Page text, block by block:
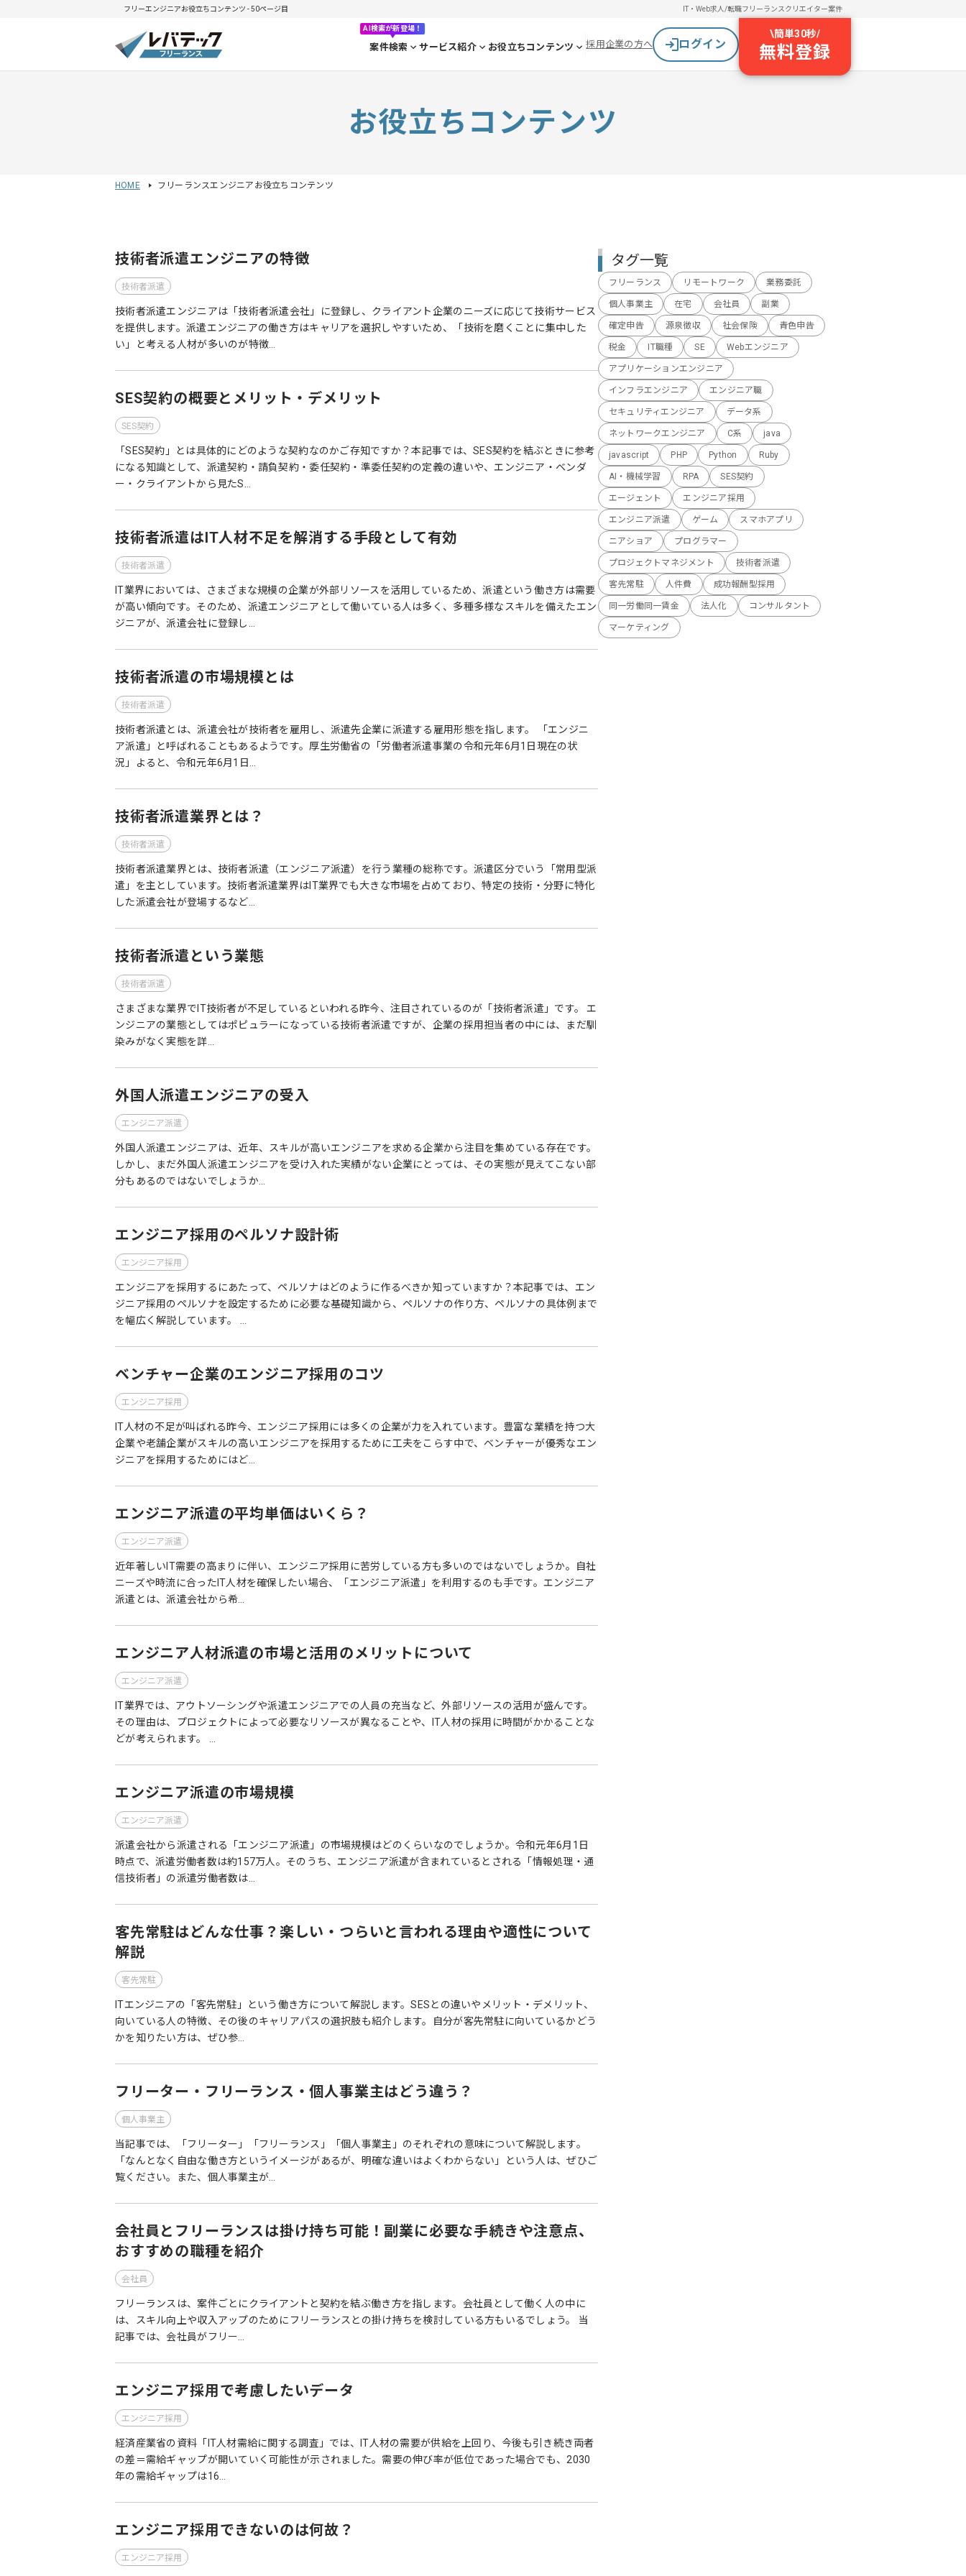
フリーエンジニアお役立ちコンテンツ - 50ページ目 IT・Web求人/転職フリーランスクリエイター案件
AI検索が新登場！
案件検索 サービス紹介 お役立ちコンテンツ 採用企業の方へ ログイン
\簡単30秒/
無料登録
お役立ちコンテンツ
HOME フリーランスエンジニアお役立ちコンテンツ
技術者派遣エンジニアの特徴
技術者派遣
技術者派遣エンジニアは「技術者派遣会社」に登録し、クライアント企業のニーズに応じて技術サービス
を提供します。派遣エンジニアの働き方はキャリアを選択しやすいため、「技術を磨くことに集中した
い」と考える人材が多いのが特徴…
SES契約の概要とメリット・デメリット
SES契約
「SES契約」とは具体的にどのような契約なのかご存知ですか？本記事では、SES契約を結ぶときに参考
になる知識として、派遣契約・請負契約・委任契約・準委任契約の定義の違いや、エンジニア・ベンダ
ー・クライアントから見たS…
技術者派遣はIT人材不足を解消する手段として有効
技術者派遣
IT業界においては、さまざまな規模の企業が外部リソースを活用しているため、派遣という働き方は需要
が高い傾向です。そのため、派遣エンジニアとして働いている人は多く、多種多様なスキルを備えたエン
ジニアが、派遣会社に登録し…
技術者派遣の市場規模とは
技術者派遣
技術者派遣とは、派遣会社が技術者を雇用し、派遣先企業に派遣する雇用形態を指します。 「エンジニ
ア派遣」と呼ばれることもあるようです。厚生労働省の「労働者派遣事業の令和元年6月1日現在の状
況」よると、令和元年6月1日…
技術者派遣業界とは？
技術者派遣
技術者派遣業界とは、技術者派遣（エンジニア派遣）を行う業種の総称です。派遣区分でいう「常用型派
遣」を主としています。技術者派遣業界はIT業界でも大きな市場を占めており、特定の技術・分野に特化
した派遣会社が登場するなど…
技術者派遣という業態
技術者派遣
さまざまな業界でIT技術者が不足しているといわれる昨今、注目されているのが「技術者派遣」です。 エ
ンジニアの業態としてはポピュラーになっている技術者派遣ですが、企業の採用担当者の中には、まだ馴
染みがなく実態を詳…
外国人派遣エンジニアの受入
エンジニア派遣
外国人派遣エンジニアは、近年、スキルが高いエンジニアを求める企業から注目を集めている存在です。
しかし、まだ外国人派遣エンジニアを受け入れた実績がない企業にとっては、その実態が見えてこない部
分もあるのではないでしょうか…
エンジニア採用のペルソナ設計術
エンジニア採用
エンジニアを採用するにあたって、ペルソナはどのように作るべきか知っていますか？本記事では、エン
ジニア採用のペルソナを設定するために必要な基礎知識から、ペルソナの作り方、ペルソナの具体例まで
を幅広く解説しています。 …
ベンチャー企業のエンジニア採用のコツ
エンジニア採用
IT人材の不足が叫ばれる昨今、エンジニア採用には多くの企業が力を入れています。豊富な業績を持つ大
企業や老舗企業がスキルの高いエンジニアを採用するために工夫をこらす中で、ベンチャーが優秀なエン
ジニアを採用するためにはど…
エンジニア派遣の平均単価はいくら？
エンジニア派遣
近年著しいIT需要の高まりに伴い、エンジニア採用に苦労している方も多いのではないでしょうか。自社
ニーズや時流に合ったIT人材を確保したい場合、「エンジニア派遣」を利用するのも手です。エンジニア
派遣とは、派遣会社から希…
エンジニア人材派遣の市場と活用のメリットについて
エンジニア派遣
IT業界では、アウトソーシングや派遣エンジニアでの人員の充当など、外部リソースの活用が盛んです。
その理由は、プロジェクトによって必要なリソースが異なることや、IT人材の採用に時間がかかることな
どが考えられます。 …
エンジニア派遣の市場規模
エンジニア派遣
派遣会社から派遣される「エンジニア派遣」の市場規模はどのくらいなのでしょうか。令和元年6月1日
時点で、派遣労働者数は約157万人。そのうち、エンジニア派遣が含まれているとされる「情報処理・通
信技術者」の派遣労働者数は…
客先常駐はどんな仕事？楽しい・つらいと言われる理由や適性について
解説
客先常駐
ITエンジニアの「客先常駐」という働き方について解説します。SESとの違いやメリット・デメリット、
向いている人の特徴、その後のキャリアパスの選択肢も紹介します。自分が客先常駐に向いているかどう
かを知りたい方は、ぜひ参…
フリーター・フリーランス・個人事業主はどう違う？
個人事業主
当記事では、「フリーター」「フリーランス」「個人事業主」のそれぞれの意味について解説します。
「なんとなく自由な働き方というイメージがあるが、明確な違いはよくわからない」という人は、ぜひご
覧ください。また、個人事業主が…
会社員とフリーランスは掛け持ち可能！副業に必要な手続きや注意点、
おすすめの職種を紹介
会社員
フリーランスは、案件ごとにクライアントと契約を結ぶ働き方を指します。会社員として働く人の中に
は、スキル向上や収入アップのためにフリーランスとの掛け持ちを検討している方もいるでしょう。 当
記事では、会社員がフリー…
エンジニア採用で考慮したいデータ
エンジニア採用
経済産業省の資料「IT人材需給に関する調査」では、IT人材の需要が供給を上回り、今後も引き続き両者
の差＝需給ギャップが開いていく可能性が示されました。需要の伸び率が低位であった場合でも、2030
年の需給ギャップは16…
エンジニア採用できないのは何故？
エンジニア採用
タグ一覧
フリーランス リモートワーク 業務委託
個人事業主 在宅 会社員 副業
確定申告 源泉徴収 社会保険 青色申告
税金 IT職種 SE Webエンジニア
アプリケーションエンジニア
インフラエンジニア エンジニア職
セキュリティエンジニア データ系
ネットワークエンジニア C系 java
javascript PHP Python Ruby
AI・機械学習 RPA SES契約
エージェント エンジニア採用
エンジニア派遣 ゲーム スマホアプリ
ニアショア プログラマー
プロジェクトマネジメント 技術者派遣
客先常駐 人件費 成功報酬型採用
同一労働同一賃金 法人化 コンサルタント
マーケティング